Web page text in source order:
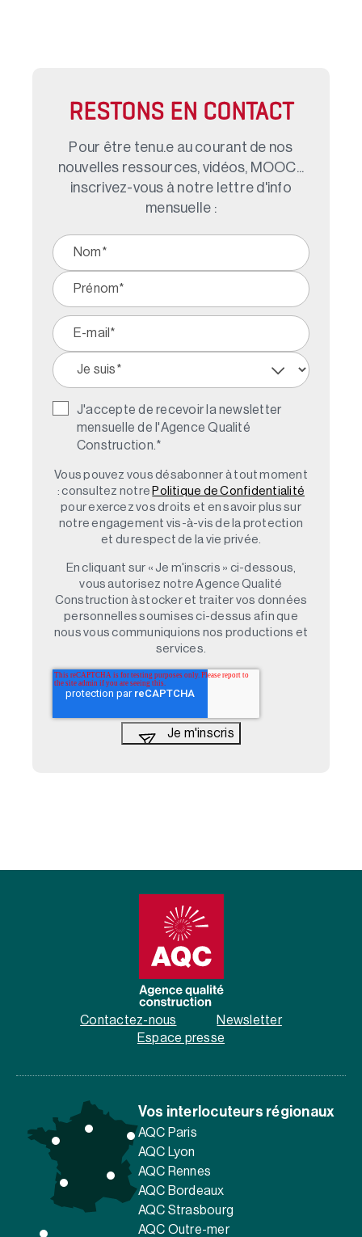
RESTONS EN CONTACT
Pour être tenu.e au courant de nos
nouvelles ressources, vidéos, MOOC...
inscrivez-vous à notre lettre d'info
mensuelle :
J'accepte de recevoir la newsletter
mensuelle de l'Agence Qualité
Construction. *
Vous pouvez vous désabonner à tout moment
: consultez notre Politique de Confidentialité
pour exercez vos droits et en savoir plus sur
notre engagement vis-à-vis de la protection
et du respect de la vie privée.
En cliquant sur « Je m'inscris » ci-dessous,
vous autorisez notre Agence Qualité
Construction à stocker et traiter vos données
personnelles soumises ci-dessus afin que
nous vous communiquions nos productions et
services.
Contactez-nous
Newsletter
Espace presse
Vos interlocuteurs régionaux
AQC Paris
AQC Lyon
AQC Rennes
AQC Bordeaux
AQC Strasbourg
AQC Outre-mer